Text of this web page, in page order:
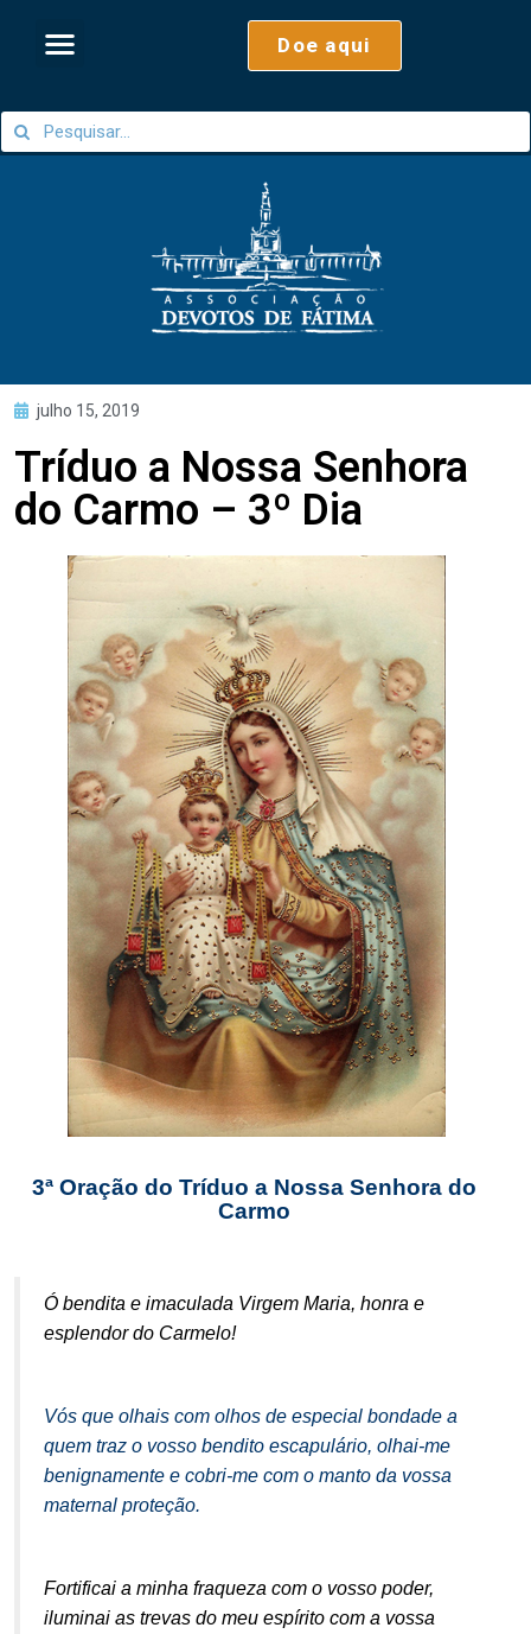
Doe aqui
julho 15, 2019
Tríduo a Nossa Senhora
do Carmo – 3º Dia
3ª Oração do Tríduo a Nossa Senhora do
Carmo
Ó bendita e imaculada Virgem Maria, honra e
esplendor do Carmelo!
Vós que olhais com olhos de especial bondade a
quem traz o vosso bendito escapulário, olhai-me
benignamente e cobri-me com o manto da vossa
maternal proteção.
Fortificai a minha fraqueza com o vosso poder,
iluminai as trevas do meu espírito com a vossa